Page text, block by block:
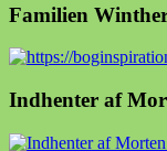
Familien
Indhenter af